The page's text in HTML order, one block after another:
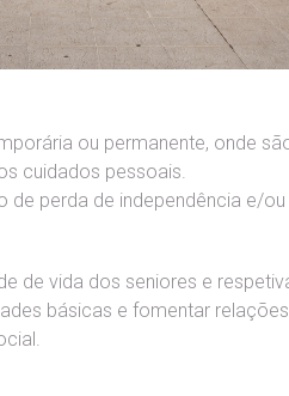
ou permanente, onde
cuidados pessoais.
de perda de independência e/
de vida dos seniores e
básicas e fomentar